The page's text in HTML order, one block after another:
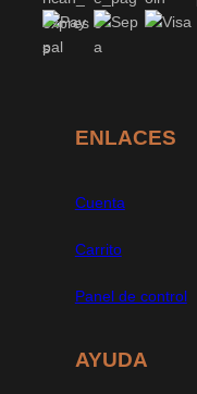
ENLACES
Cuenta
Carrito
Panel de control
AYUDA